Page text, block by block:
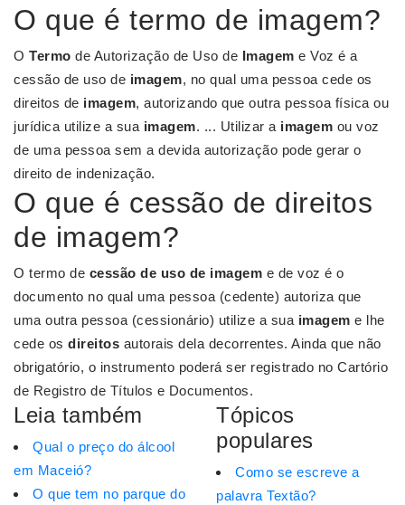
O que é termo de imagem?
O Termo de Autorização de Uso de Imagem e Voz é a
cessão de uso de imagem, no qual uma pessoa cede os
direitos de imagem, autorizando que outra pessoa física ou
jurídica utilize a sua imagem. ... Utilizar a imagem ou voz
de uma pessoa sem a devida autorização pode gerar o
direito de indenização.
O que é cessão de direitos
de imagem?
O termo de cessão de uso de imagem e de voz é o
documento no qual uma pessoa (cedente) autoriza que
uma outra pessoa (cessionário) utilize a sua imagem e lhe
cede os direitos autorais dela decorrentes. Ainda que não
obrigatório, o instrumento poderá ser registrado no Cartório
de Registro de Títulos e Documentos.
Leia também
Qual o preço do álcool
em Maceió?
O que tem no parque do
Tópicos
populares
Como se escreve a
palavra Textão?